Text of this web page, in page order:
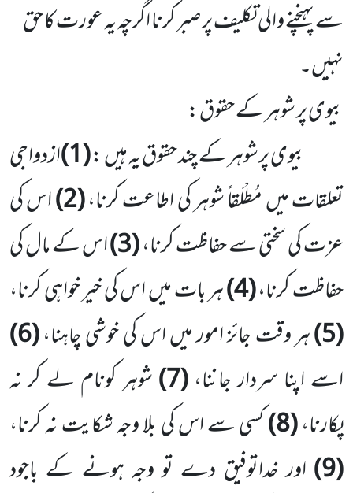
سے پہنچنے والی تکلیف پر صبر کرنا اگرچہ یہ عورت کا حق
نہیں۔
بیوی پر شوہر کے حقوق :
بیوی پرشوہر کے چند حقوق یہ ہیں :(1) ازدواجی
تعلقات میں مُطْلَقاً شوہر کی اطاعت کرنا،(2)
اس کی
عزت کی سختی سے حفاظت کرنا،(3) اس کے مال کی
حفاظت کرنا،(4) ہر بات میں اس کی خیر خواہی کرنا،
(5)
ہر وقت جائز امور میں اس کی خوشی چاہنا،(6)
اسے اپنا سردار جاننا،(7)
شوہر کونام لے کر نہ
پکارنا،(8)
کسی سے اس کی بلا وجہ شکایت نہ کرنا،
(9)
اور خداتوفیق دے تو وجہ ہونے کے باجود